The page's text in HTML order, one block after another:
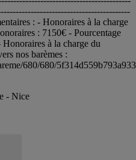
: - Honoraires à la charge
: 7150€ - Pourcentage
à la charge du
nos barèmes :
680/680/
- Nice